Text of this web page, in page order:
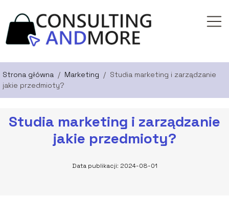
Strona główna / Marketing / Studia marketing i zarządzanie
jakie przedmioty?
Studia marketing i zarządzanie
jakie przedmioty?
Data publikacji: 2024-08-01